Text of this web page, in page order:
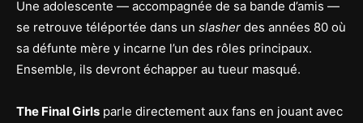
Une adolescente — accompagnée de sa bande d’amis —
se retrouve téléportée dans un slasher des années 80 où
sa défunte mère y incarne l’un des rôles principaux.
Ensemble, ils devront échapper au tueur masqué.
The Final Girls parle directement aux fans en jouant avec